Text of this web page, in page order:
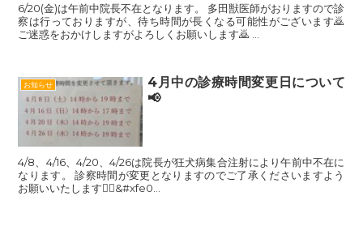
6/20(金)は午前中院長不在となります。 多田獣医師がおりますので診
察は行っておりますが、待ち時間が長くなる可能性がございます🙇
お知らせ
4月中の診療時間変更日について
📢
4/8、4/16、4/20、4/26は院長が狂犬病集合注射により午前中不在に
なります。 診察時間が変更となりますのでご了承くださいますよう
お願いいたします🙇‍♀&#xfe0...